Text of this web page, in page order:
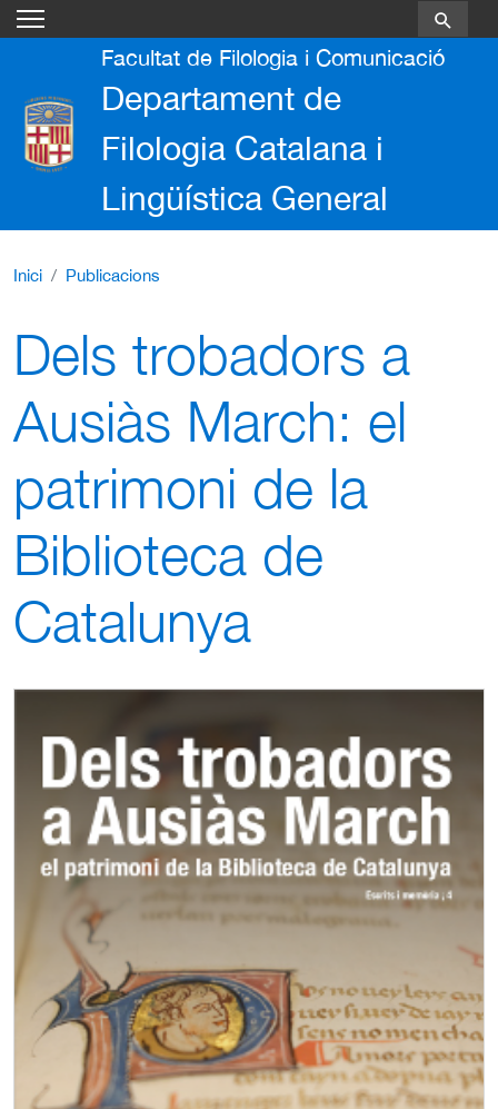
Facultat de Filologia i Comunicació
Departament de
Filologia Catalana i
Lingüística General
Inici Publicacions
Dels trobadors a
Ausiàs March: el
patrimoni de la
Biblioteca de
Catalunya